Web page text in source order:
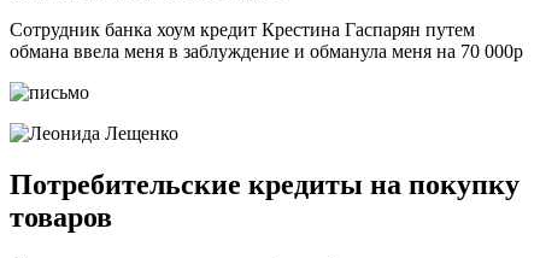
Сотрудник банка хоум кредит Крестина Гаспарян путем
обмана ввела меня в заблуждение и обманула меня на 70 000р
Потребительские кредиты на покупку
товаров